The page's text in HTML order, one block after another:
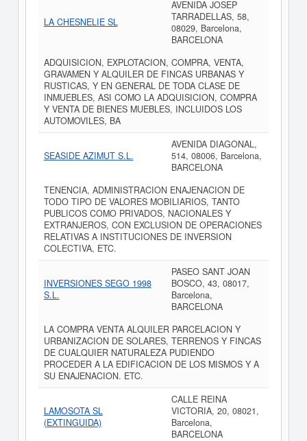
LA CHESNELIE SL
AVENIDA JOSEP
TARRADELLAS, 58,
08029, Barcelona,
BARCELONA
ADQUISICION, EXPLOTACION, COMPRA, VENTA,
GRAVAMEN Y ALQUILER DE FINCAS URBANAS Y
RUSTICAS, Y EN GENERAL DE TODA CLASE DE
INMUEBLES, ASI COMO LA ADQUISICION, COMPRA
Y VENTA DE BIENES MUEBLES, INCLUIDOS LOS
AUTOMOVILES, BA
SEASIDE AZIMUT S.L.
AVENIDA DIAGONAL,
514, 08006, Barcelona,
BARCELONA
TENENCIA, ADMINISTRACION ENAJENACION DE
TODO TIPO DE VALORES MOBILIARIOS, TANTO
PUBLICOS COMO PRIVADOS, NACIONALES Y
EXTRANJEROS, CON EXCLUSION DE OPERACIONES
RELATIVAS A INSTITUCIONES DE INVERSION
COLECTIVA, ETC.
INVERSIONES SEGO 1998
S.L.
PASEO SANT JOAN
BOSCO, 43, 08017,
Barcelona,
BARCELONA
LA COMPRA VENTA ALQUILER PARCELACION Y
URBANIZACION DE SOLARES, TERRENOS Y FINCAS
DE CUALQUIER NATURALEZA PUDIENDO
PROCEDER A LA EDIFICACION DE LOS MISMOS Y A
SU ENAJENACION. ETC.
LAMOSOTA SL
(EXTINGUIDA)
CALLE REINA
VICTORIA, 20, 08021,
Barcelona,
BARCELONA